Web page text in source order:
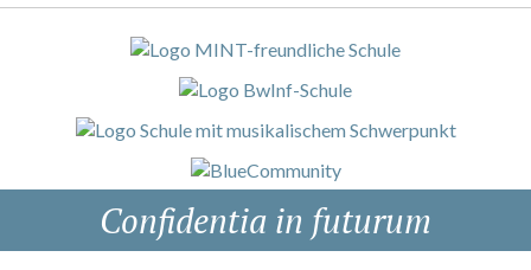
Confidentia in futurum